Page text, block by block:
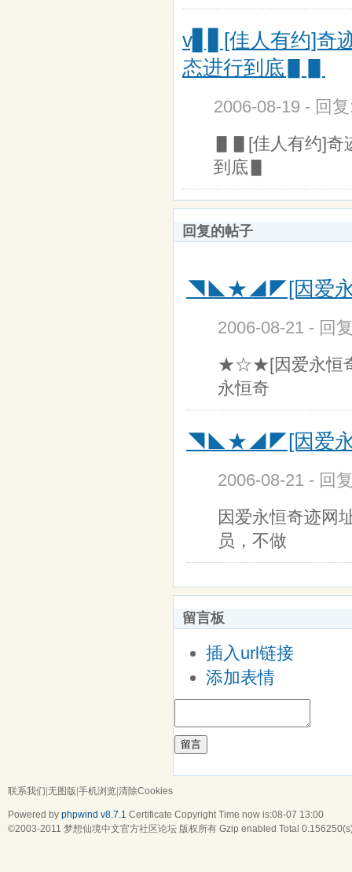
v▋▋[佳人有约]奇
态进行到底▋▋
2006-08-19 - 回
▋▋[佳人有约]奇
到底▋
回复的帖子
◥◣★◢◤[因爱永
2006-08-21 - 回
★☆★[因爱永恒
永恒奇
◥◣★◢◤[因爱永
2006-08-21 - 回
因爱永恒奇迹网
员，不做
留言板
插入url链接
添加表情
留言
联系我们|无图版|手机浏览|清除Cookies
Powered by phpwind v8.7.1 Certificate Copyright Time now is:08-07 13:00
©2003-2011 梦想仙境中文官方社区论坛 版权所有 Gzip enabled Total